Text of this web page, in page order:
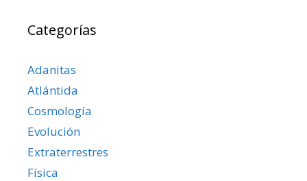
Categorías
Adanitas
Atlántida
Cosmología
Evolución
Extraterrestres
Física